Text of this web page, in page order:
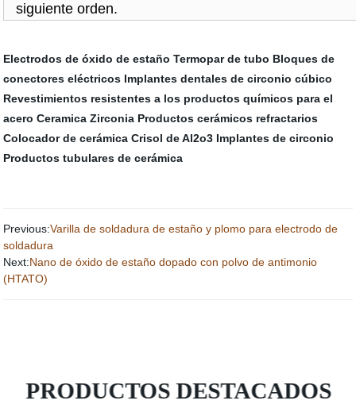
siguiente orden.
Electrodos de óxido de estaño Termopar de tubo Bloques de
conectores eléctricos Implantes dentales de circonio cúbico
Revestimientos resistentes a los productos químicos para el
acero Ceramica Zirconia Productos cerámicos refractarios
Colocador de cerámica Crisol de Al2o3 Implantes de circonio
Productos tubulares de cerámica
Previous:Varilla de soldadura de estaño y plomo para electrodo de
soldadura
Next:Nano de óxido de estaño dopado con polvo de antimonio
(HTATO)
PRODUCTOS DESTACADOS